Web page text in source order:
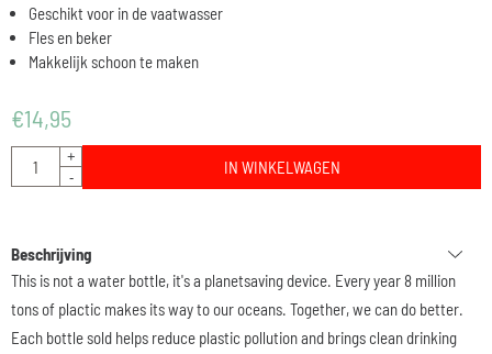
Geschikt voor in de vaatwasser
Fles en beker
Makkelijk schoon te maken
€14,95
Aantal
+
-
IN WINKELWAGEN
Beschrijving
This is not a water bottle, it's a planetsaving device. Every year 8 million
tons of plactic makes its way to our oceans. Together, we can do better.
Each bottle sold helps reduce plastic pollution and brings clean drinking